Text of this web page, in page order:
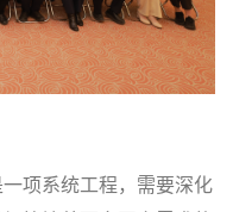
项系统工程，需要深化